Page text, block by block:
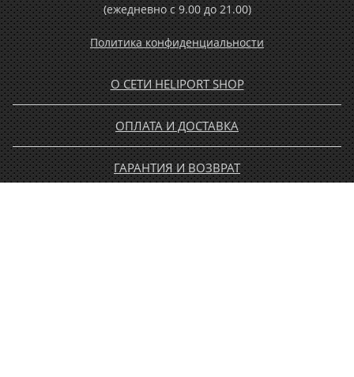
(ежедневно c 9.00 до 21.00)
Политика конфиденциальности
О СЕТИ HELIPORT SHOP
ОПЛАТА И ДОСТАВКА
ГАРАНТИЯ И ВОЗВРАТ